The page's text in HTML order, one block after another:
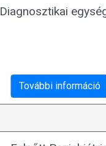
Diagnosztikai
További információ